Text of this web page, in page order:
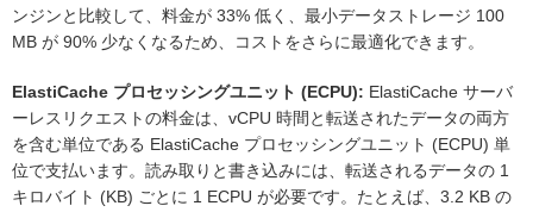
ンジンと比較して、料金が 33% 低く、最小データストレージ 100
MB が 90% 少なくなるため、コストをさらに最適化できます。
ElastiCache プロセッシングユニット (ECPU): ElastiCache サーバ
ーレスリクエストの料金は、vCPU 時間と転送されたデータの両方
を含む単位である ElastiCache プロセッシングユニット (ECPU) 単
位で支払います。読み取りと書き込みには、転送されるデータの 1
キロバイト (KB) ごとに 1 ECPU が必要です。たとえば、3.2 KB の